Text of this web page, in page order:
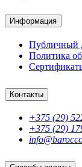
Информация
Публичный
Политика
Контакты
+375 (29)
+375 (29)